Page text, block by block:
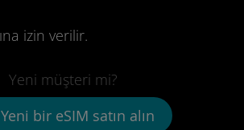
izin verilir.
Yeni müşteri mi?
Yeni bir eSIM satın alın